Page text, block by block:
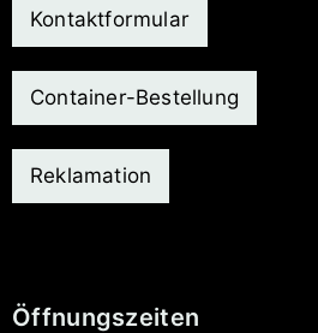
Kontaktformular
Container-Bestellung
Reklamation
Öffnungszeiten